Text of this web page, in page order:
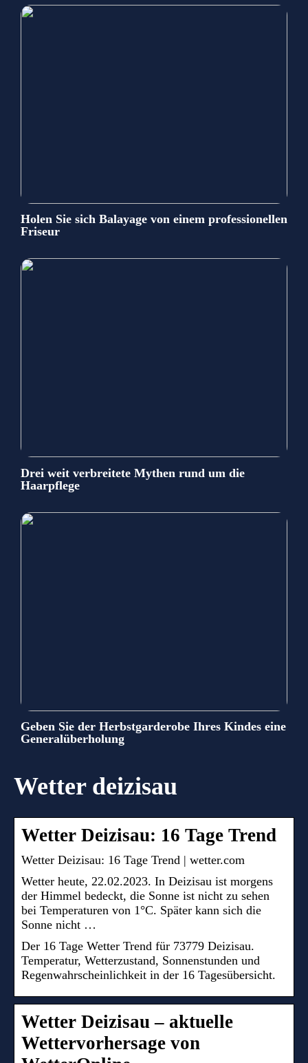
Holen Sie sich Balayage von einem professionellen
Friseur
Drei weit verbreitete Mythen rund um die
Haarpflege
Geben Sie der Herbstgarderobe Ihres Kindes eine
Generalüberholung
Wetter deizisau
Wetter Deizisau: 16 Tage Trend
Wetter Deizisau: 16 Tage Trend | wetter.com
Wetter heute, 22.02.2023. In Deizisau ist morgens
der Himmel bedeckt, die Sonne ist nicht zu sehen
bei Temperaturen von 1°C. Später kann sich die
Sonne nicht …
Der 16 Tage Wetter Trend für 73779 Deizisau.
Temperatur, Wetterzustand, Sonnenstunden und
Regenwahrscheinlichkeit in der 16 Tagesübersicht.
Wetter Deizisau – aktuelle
Wettervorhersage von